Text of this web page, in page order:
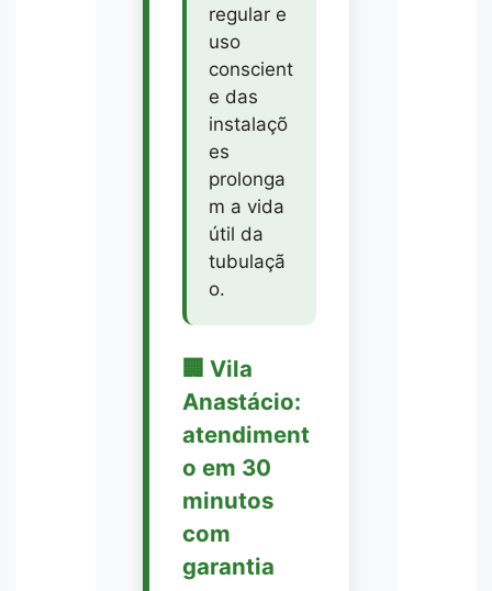
regular e
uso
conscient
e das
instalaçõ
es
prolonga
m a vida
útil da
tubulaçã
o.
🏢 Vila
Anastácio:
atendiment
o em 30
minutos
com
garantia